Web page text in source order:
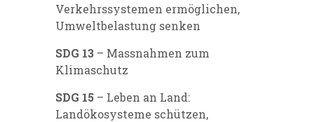
Verkehrssystemen ermöglichen,
Umweltbelastung senken
SDG 13 – Massnahmen zum
Klimaschutz
SDG 15 – Leben an Land:
Landökosysteme schützen,